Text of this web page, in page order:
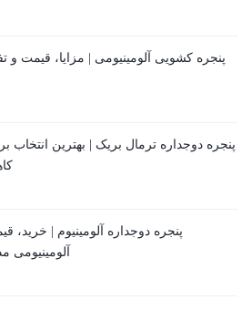
پنجره کشویی آلومینیومی | مزایا، قیمت و
پنجره دوجداره ترمال بریک | بهترین انتخاب
پنجره دوجداره آلومینیوم | خرید،
آلومینیومی